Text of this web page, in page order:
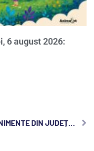
6 august 2026: